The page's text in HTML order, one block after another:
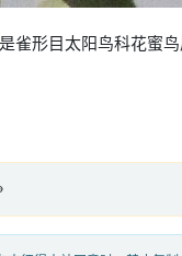
雀形目太阳鸟科花蜜